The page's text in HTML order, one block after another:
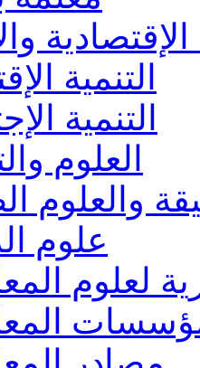
الإقتصادية
التنمية
التنمية
العلوم
والعلوم
علوم
لعلوم